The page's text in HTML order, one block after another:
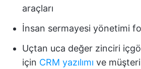
araçları
İnsan sermayesi yönetimi
Uçtan uca değer zinciri
için CRM yazılımı ve